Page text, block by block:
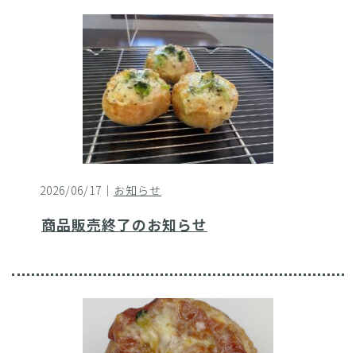
2026/06/17｜ お知らせ
商品販売終了のお知らせ